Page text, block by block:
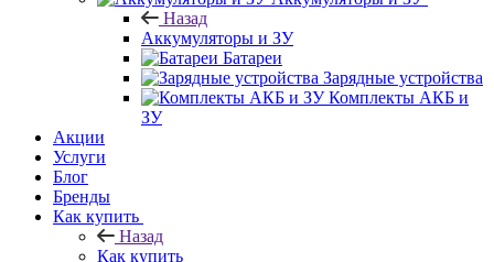
Назад
Аккумуляторы и ЗУ
Батареи
Зарядные устройства
Комплекты АКБ и
ЗУ
Акции
Услуги
Блог
Бренды
Как купить
Назад
Как купить